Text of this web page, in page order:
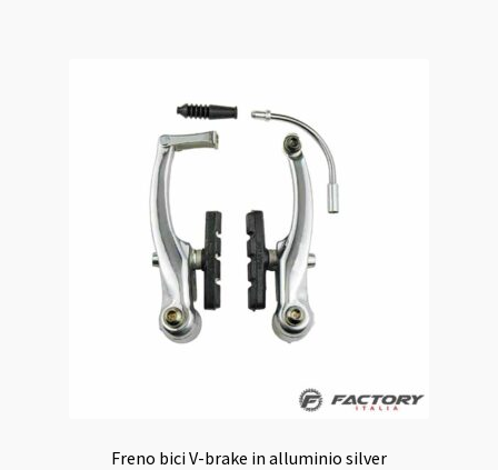
Freno bici V-brake in alluminio silver